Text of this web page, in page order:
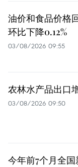
油价和食品价格
环比下降0.12%
03/08/2026 09:55
农林水产品出口
03/08/2026 09:50
今年前7个月全